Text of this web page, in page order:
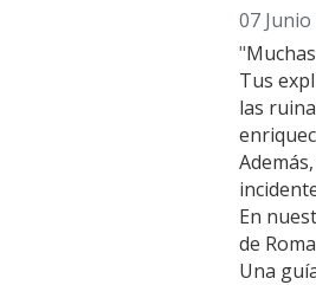
07 Junio
"
Tus
las
En
de
Una